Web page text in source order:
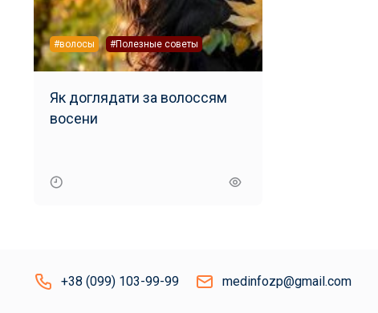
#волосы #Полезные советы
Як доглядати за волоссям
восени
+38 (099) 103-99-99 medinfozp@gmail.com